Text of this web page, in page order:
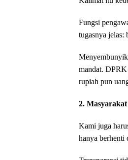
‎Fungsi
tugasnya
mandat.
rupiah pun
‎2.
‎Kami juga
hanya berhenti